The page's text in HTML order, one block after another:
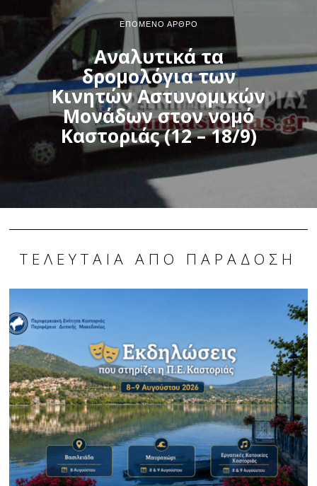
ΕΠΌΜΕΝΟ ΆΡΘΡΟ
Αναλυτικά τα
δρομολόγια των
Κινητών Αστυνομικών
Μονάδων στον νομό
Καστοριάς (12 – 18/9)
ΤΕΛΕΥΤΑΊΑ ΑΠΌ ΠΑΡΆΔΟΣΗ